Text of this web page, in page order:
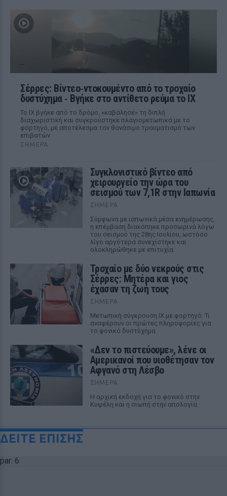
Σέρρες: Βίντεο‑ντοκουμέντο από το τροχαίο
δυστύχημα ‑ Βγήκε στο αντίθετο ρεύμα το ΙΧ
Το ΙΧ βγήκε από το δρόμο, «καβάλησε» τη διπλή
διαχωριστική και συγκρούστηκε πλαγιομετωπικά με το
φορτηγό, με αποτέλεσμα τον θανάσιμο τραυματισμό των
επιβατών
ΣΉΜΕΡΑ
Συγκλονιστικό βίντεο από
χειρουργείο την ώρα του
σεισμού των 7,1R στην Ιαπωνία
ΣΉΜΕΡΑ
Σύμφωνα με ιαπωνικά μέσα ενημέρωσης,
η επέμβαση διακόπηκε προσωρινά λόγω
του σεισμού της 28ης Ιουλίου, ωστόσο
λίγο αργότερα συνεχίστηκε και
ολοκληρώθηκε με επιτυχία
Τροχαίο με δύο νεκρούς στις
Σέρρες: Μητέρα και γιος
έχασαν τη ζωή τους
ΣΉΜΕΡΑ
Μετωπική σύγκρουση ΙΧ με φορτηγό: Τι
αναφέρουν οι πρώτες πληροφορίες για
το φονικό δυστύχημα
«Δεν το πιστεύουμε», λένε οι
Αμερικανοί που υιοθέτησαν τον
Αφγανό στη Λέσβο
ΣΉΜΕΡΑ
Η αρχική εκδοχή για το φονικό στην
Κυψέλη και η σιωπή στην απολογία
ΔΕΙΤΕ ΕΠΙΣΗΣ
par: 6